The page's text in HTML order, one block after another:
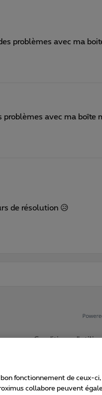
problèmes avec ma
problèmes avec ma boîte
de résolution 😥
Conditions
fonctionnement de
collabore peuvent